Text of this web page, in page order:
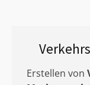
Erstellen von